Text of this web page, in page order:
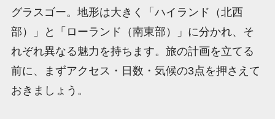
グラスゴー。地形は大きく「ハイランド（北西
部）」と「ローランド（南東部）」に分かれ、そ
れぞれ異なる魅力を持ちます。旅の計画を立てる
前に、まずアクセス・日数・気候の3点を押さえて
おきましょう。